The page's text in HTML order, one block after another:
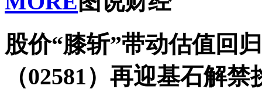
股价“膝斩”带动估值回
（02581）再迎基石解禁